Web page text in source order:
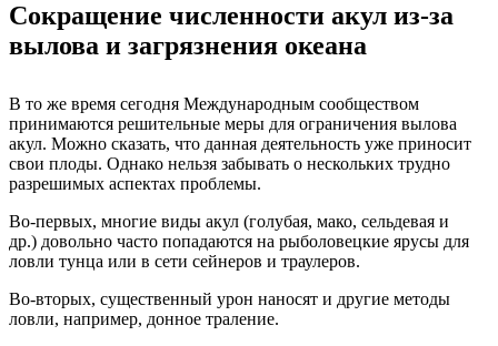
Сокращение численности акул из-за
вылова и загрязнения океана
В то же время сегодня Международным сообществом
принимаются решительные меры для ограничения вылова
акул. Можно сказать, что данная деятельность уже приносит
свои плоды. Однако нельзя забывать о нескольких трудно
разрешимых аспектах проблемы.
Во-первых, многие виды акул (голубая, мако, сельдевая и
др.) довольно часто попадаются на рыболовецкие ярусы для
ловли тунца или в сети сейнеров и траулеров.
Во-вторых, существенный урон наносят и другие методы
ловли, например, донное траление.